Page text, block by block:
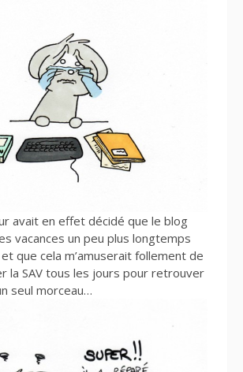
avait en effet décidé que le blog
vacances un peu plus longtemps
que cela m’amuserait follement de
la SAV tous les jours pour retrouver
seul morceau…